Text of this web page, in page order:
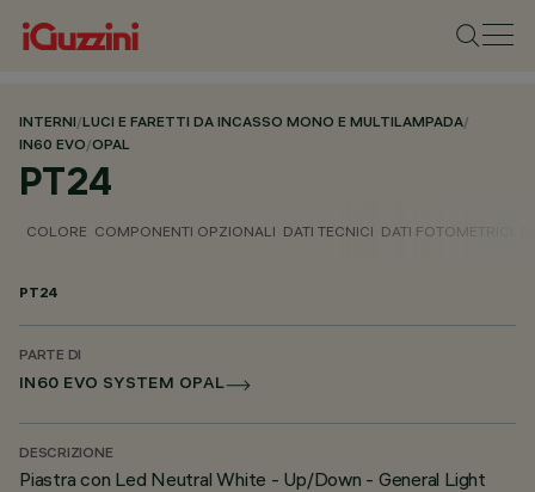
INTERNI/LUCI E FARETTI DA INCASSO MONO E MULTILAMPADA/
IN60 EVO/OPAL
PT24
COLORE COMPONENTI OPZIONALI DATI TECNICI DATI FOTOMETRICI
PT24
PARTE DI
IN60 EVO SYSTEM OPAL
DESCRIZIONE
Piastra con Led Neutral White - Up/Down - General Light